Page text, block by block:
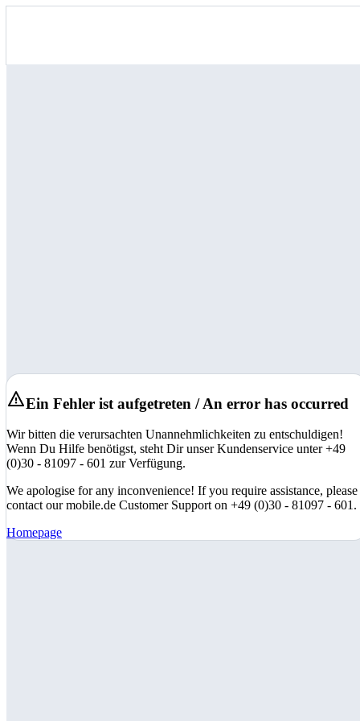
Ein Fehler ist aufgetreten / An error has occurred
Wir bitten die verursachten Unannehmlichkeiten zu entschuldigen!
Wenn Du Hilfe benötigst, steht Dir unser Kundenservice unter +49
(0)30 - 81097 - 601 zur Verfügung.
We apologise for any inconvenience! If you require assistance, please
contact our mobile.de Customer Support on +49 (0)30 - 81097 - 601.
Homepage